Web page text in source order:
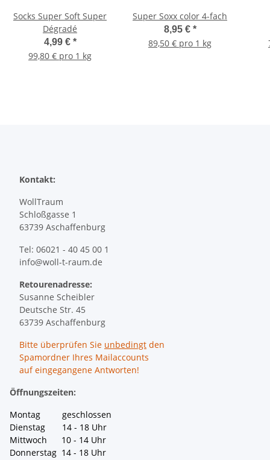
Socks Super Soft Super
Dégradé
4,99 € *
99,80 € pro 1 kg
Super Soxx color 4-fach
8,95 € *
89,50 € pro 1 kg
Kontakt:
WollTraum
Schloßgasse 1
63739 Aschaffenburg
Tel: 06021 - 40 45 00 1
info@woll-t-raum.de
Retourenadresse:
Susanne Scheibler
Deutsche Str. 45
63739 Aschaffenburg
Bitte überprüfen Sie unbedingt den
Spamordner Ihres Mailaccounts
auf eingegangene Antworten!
Öffnungszeiten:
Montag geschlossen
Dienstag 14 - 18 Uhr
Mittwoch 10 - 14 Uhr
Donnerstag 14 - 18 Uhr